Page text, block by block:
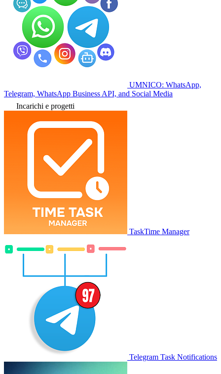
UMNICO: WhatsApp,
Telegram, WhatsApp Business API, and Social Media
Incarichi e progetti
TaskTime Manager
Telegram Task Notifications